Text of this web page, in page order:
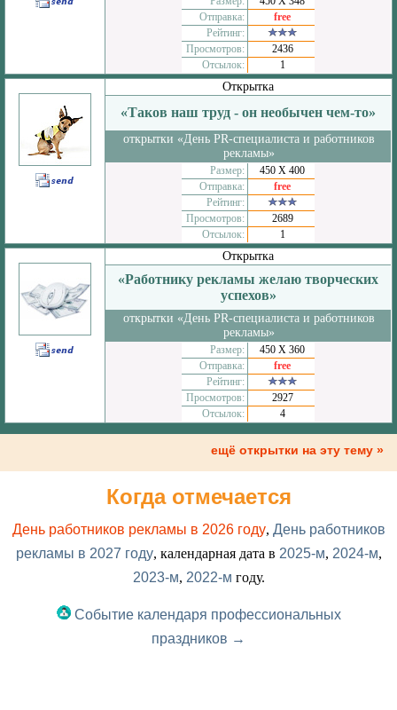
Отправка:
free
Рейтинг:
Просмотров:
2436
Отсылок:
1
Открытка
«Таков наш труд - он необычен чем-то»
открытки «День PR-специалиста и работников
рекламы»
Размер:
450 Х 400
Отправка:
free
Рейтинг:
Просмотров:
2689
Отсылок:
1
Открытка
«Работнику рекламы желаю творческих
успехов»
открытки «День PR-специалиста и работников
рекламы»
Размер:
450 Х 360
Отправка:
free
Рейтинг:
Просмотров:
2927
Отсылок:
4
ещё открытки на эту тему »
Когда отмечается
День работников рекламы в 2026 году, День работников
рекламы в 2027 году, календарная дата в 2025-м, 2024-м,
2023-м, 2022-м году.
Событие календаря профессиональных
праздников →